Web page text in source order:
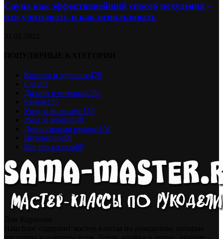
Сауна как эффективнейший способ похудения –
что учитывать и как использовать
Красота и здоровье479
Еда302
Дизайн и интерьер202
Разное185
Уход за волосами150
Уход за кожей148
Декор своими руками108
Интересное88
Мастер-классы69